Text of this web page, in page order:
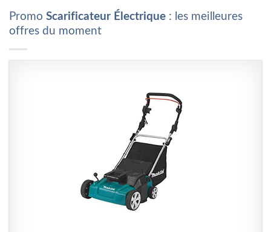
Promo Scarificateur Électrique : les meilleures
offres du moment